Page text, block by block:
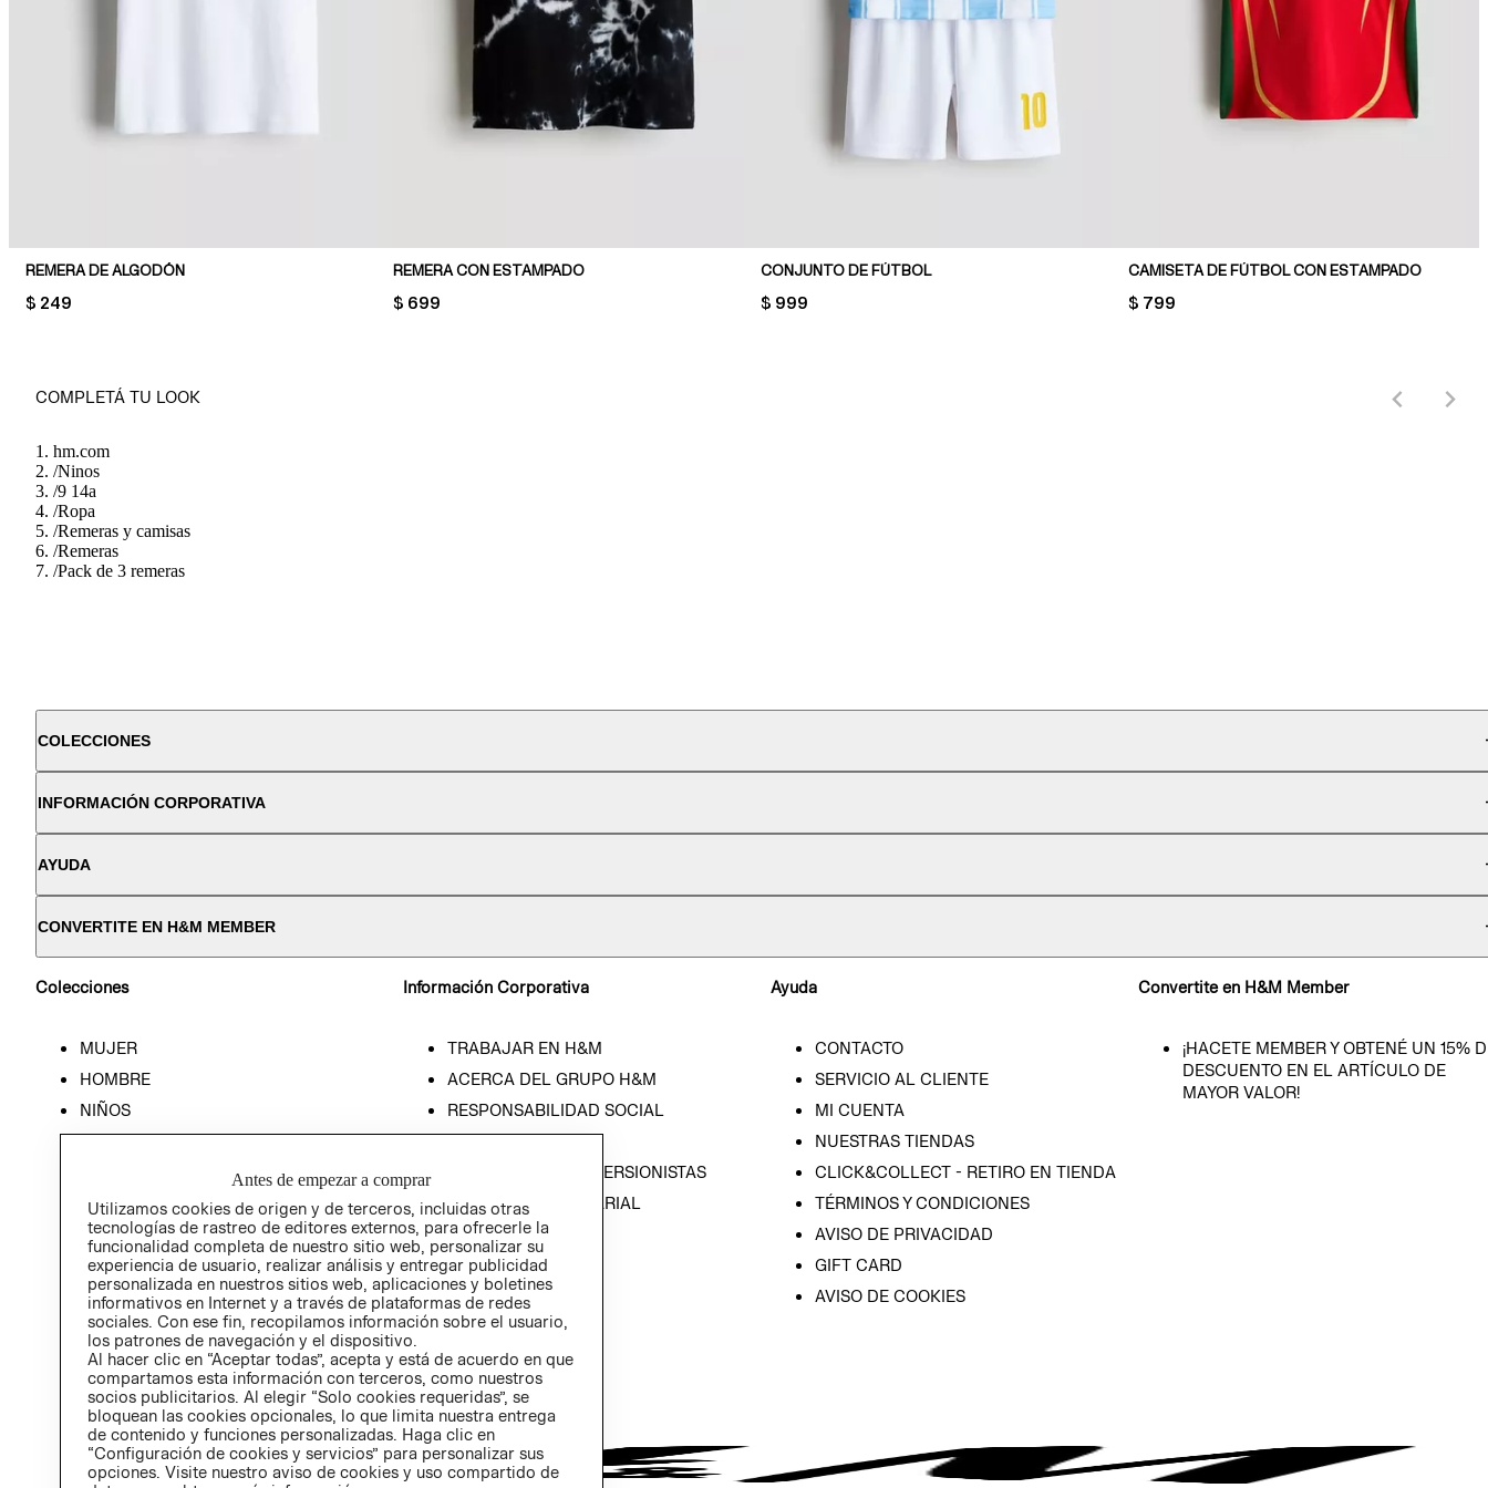
REMERA DE ALGODÓN
PRICE:
$ 249
REMERA CON ESTAMPADO
PRICE:
$ 699
CONJUNTO DE FÚTBOL
PRICE:
$ 999
CAMISETA DE FÚTBOL CON ESTAMPADO
PRICE:
$ 799
COMPLETÁ TU LOOK
hm.com
/Ninos
/9 14a
/Ropa
/Remeras y camisas
/Remeras
/Pack de 3 remeras
COLECCIONES
INFORMACIÓN CORPORATIVA
AYUDA
CONVERTITE EN H&M MEMBER
Colecciones
MUJER
HOMBRE
NIÑOS
HOME
Información Corporativa
TRABAJAR EN H&M
ACERCA DEL GRUPO H&M
RESPONSABILIDAD SOCIAL
PRENSA
RELACIÓN CON INVERSIONISTAS
POLÍTICA EMPRESARIAL
Ayuda
CONTACTO
SERVICIO AL CLIENTE
MI CUENTA
NUESTRAS TIENDAS
CLICK&COLLECT - RETIRO EN TIENDA
TÉRMINOS Y CONDICIONES
AVISO DE PRIVACIDAD
GIFT CARD
AVISO DE COOKIES
Convertite en H&M Member
¡HACETE MEMBER Y OBTENÉ UN 15%
DESCUENTO EN EL ARTÍCULO DE
MAYOR VALOR!
Antes de empezar a comprar
Utilizamos cookies de origen y de terceros, incluidas otras
tecnologías de rastreo de editores externos, para ofrecerle la
funcionalidad completa de nuestro sitio web, personalizar su
experiencia de usuario, realizar análisis y entregar publicidad
personalizada en nuestros sitios web, aplicaciones y boletines
informativos en Internet y a través de plataformas de redes
sociales. Con ese fin, recopilamos información sobre el usuario,
los patrones de navegación y el dispositivo.
Al hacer clic en “Aceptar todas”, acepta y está de acuerdo en que
compartamos esta información con terceros, como nuestros
socios publicitarios. Al elegir “Solo cookies requeridas”, se
bloquean las cookies opcionales, lo que limita nuestra entrega
de contenido y funciones personalizadas. Haga clic en
“Configuración de cookies y servicios” para personalizar sus
opciones. Visite nuestro aviso de cookies y uso compartido de